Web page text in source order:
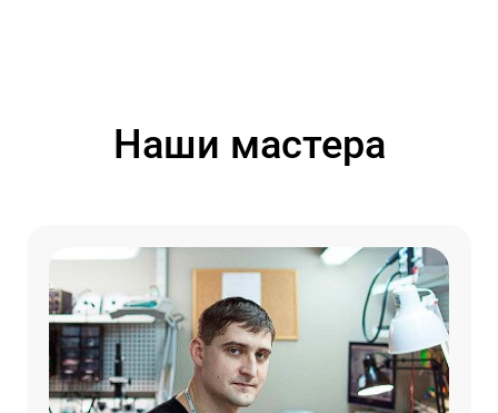
Наши мастера